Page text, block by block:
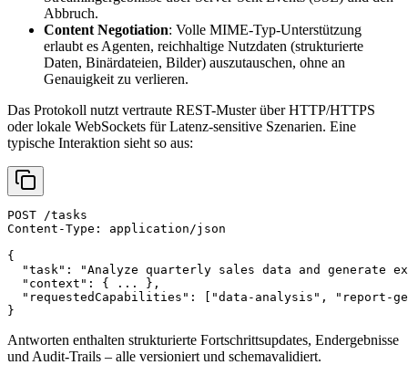
Abbruch.
Content Negotiation: Volle MIME-Typ-Unterstützung
erlaubt es Agenten, reichhaltige Nutzdaten (strukturierte
Daten, Binärdateien, Bilder) auszutauschen, ohne an
Genauigkeit zu verlieren.
Das Protokoll nutzt vertraute REST-Muster über HTTP/HTTPS
oder lokale WebSockets für Latenz-sensitive Szenarien. Eine
typische Interaktion sieht so aus:
POST /tasks
Content-Type: application/json
{
"task": "Analyze quarterly sales data and generate
  "context": { ... },
"requestedCapabilities": ["data-analysis", "report-
Antworten enthalten strukturierte Fortschrittsupdates, Endergebnisse
und Audit-Trails – alle versioniert und schemavalidiert.